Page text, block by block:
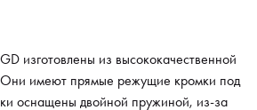
среза кутикулы. Кусачки
ваши руки не уставали в
изготовлены из высококачественной
имеют прямые режущие кромки под
оснащены двойной пружиной, из-за